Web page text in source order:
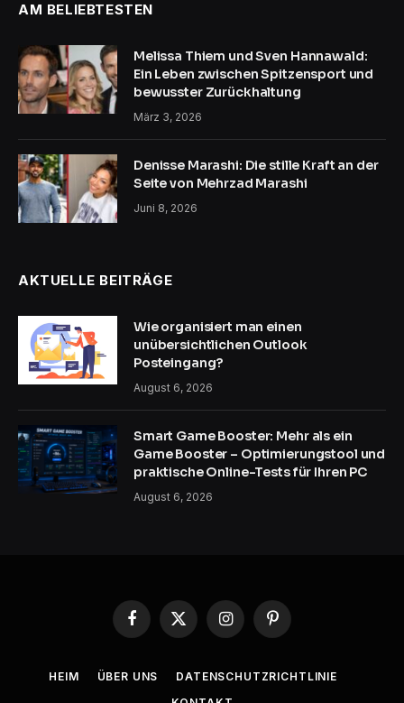
AM BELIEBTESTEN
Melissa Thiem und Sven Hannawald:
Ein Leben zwischen Spitzensport und
bewusster Zurückhaltung
März 3, 2026
Denisse Marashi: Die stille Kraft an der
Seite von Mehrzad Marashi
Juni 8, 2026
AKTUELLE BEITRÄGE
Wie organisiert man einen
unübersichtlichen Outlook
Posteingang?
August 6, 2026
Smart Game Booster: Mehr als ein
Game Booster – Optimierungstool und
praktische Online-Tests für Ihren PC
August 6, 2026
Facebook
X
InstagramPinterest
HEIM ÜBER UNS
DATENSCHUTZRICHTLINIE